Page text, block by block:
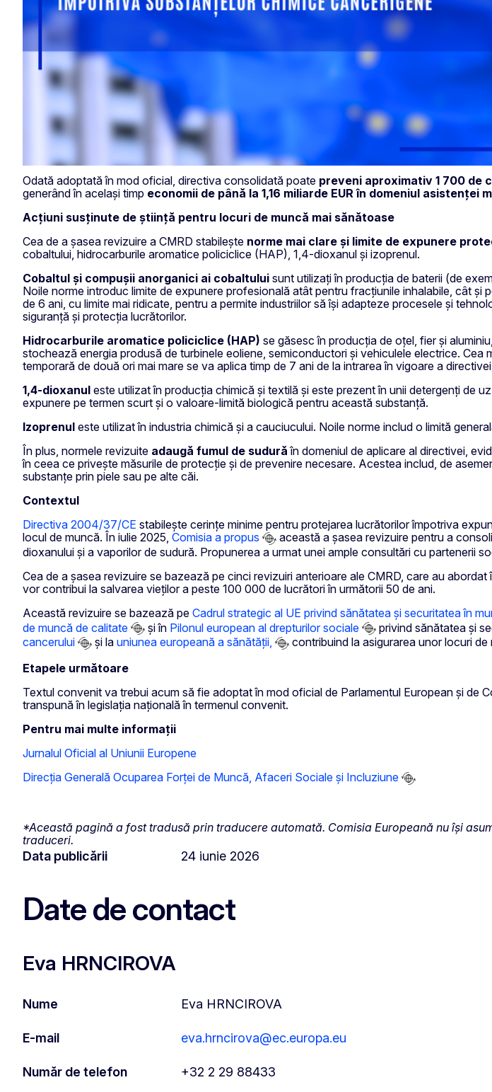
Odată adoptată în mod oficial, directiva consolidată poate preveni aproximativ 1 700 de
generând în același timp economii de până la 1,16 miliarde EUR în domeniul asistenței
Acțiuni susținute de știință pentru locuri de muncă mai sănătoase
Cea de a șasea revizuire a CMRD stabilește norme mai clare și limite de expunere
cobaltului, hidrocarburile aromatice policiclice (HAP), 1,4-dioxanul și izoprenul.
Cobaltul și compușii anorganici ai cobaltului sunt utilizați în producția de baterii (de
Noile norme introduc limite de expunere profesională atât pentru fracțiunile inhalabile, cât
de 6 ani, cu limite mai ridicate, pentru a permite industriilor să își adapteze procesele și
siguranță și protecția lucrătorilor.
Hidrocarburile aromatice policiclice (HAP) se găsesc în producția de oțel, fier și
stochează energia produsă de turbinele eoliene, semiconductori și vehiculele electrice.
temporară de două ori mai mare se va aplica timp de 7 ani de la intrarea în vigoare a
1,4-dioxanul este utilizat în producția chimică și textilă și este prezent în unii detergenți de
expunere pe termen scurt și o valoare-limită biologică pentru această substanță.
Izoprenul este utilizat în industria chimică și a cauciucului. Noile norme includ o limită
În plus, normele revizuite adaugă fumul de sudură în domeniul de aplicare al directivei,
în ceea ce privește măsurile de protecție și de prevenire necesare. Acestea includ, de
substanțe prin piele sau pe alte căi.
Contextul
Directiva 2004/37/CE stabilește cerințe minime pentru protejarea lucrătorilor împotriva
locul de muncă. În iulie 2025, Comisia a propus
această a șasea revizuire pentru a
dioxanului și a vaporilor de sudură. Propunerea a urmat unei ample consultări cu partenerii
Cea de a șasea revizuire se bazează pe cinci revizuiri anterioare ale CMRD, care au
vor contribui la salvarea vieților a peste 100 000 de lucrători în următorii 50 de ani.
Această revizuire se bazează pe Cadrul strategic al UE privind sănătatea și securitatea în
de muncă de calitate
și în Pilonul european al drepturilor sociale privind sănătatea și
cancerului
și la uniunea europeană a sănătății,
contribuind la asigurarea unor locuri
Etapele următoare
Textul convenit va trebui acum să fie adoptat în mod oficial de Parlamentul European și de
transpună în legislația națională în termenul convenit.
Pentru mai multe informații
Jurnalul Oficial al Uniunii Europene
Direcția Generală Ocuparea Forței de Muncă, Afaceri Sociale și Incluziune
*Această pagină a fost tradusă prin traducere automată. Comisia Europeană nu își
traduceri.
Data publicării 24 iunie 2026
Date de contact
Eva HRNCIROVA
Nume Eva HRNCIROVA
E-mail eva.hrncirova@ec.europa.eu
Număr de telefon +32 2 29 88433